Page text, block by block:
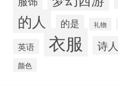
的人 的是 礼物
英语 衣服 诗人
颜色